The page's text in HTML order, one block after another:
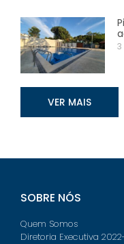
VER MAIS
SOBRE NÓS
Quem Somos
Diretoria Executiva